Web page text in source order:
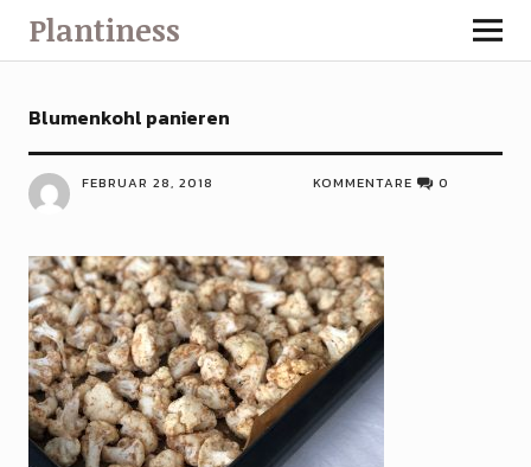
Plantiness
Blumenkohl panieren
FEBRUAR 28, 2018 KOMMENTARE 0